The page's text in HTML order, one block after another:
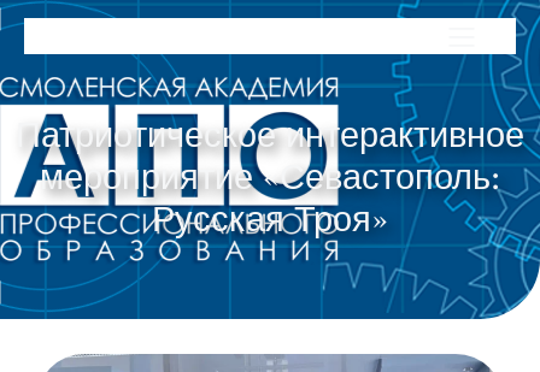
Патриотическое интерактивное
мероприятие «Севастополь:
Русская Троя»